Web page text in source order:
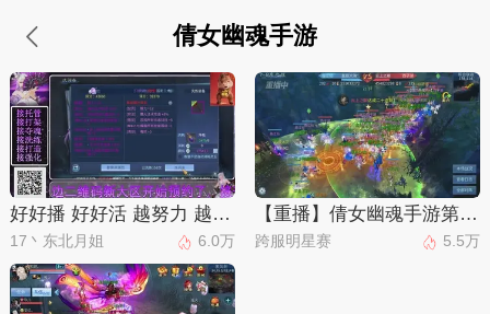
倩女幽魂手游
好好播 好好活 越努力 越幸运~
17丶东北月姐 6.0万
【重播】倩女幽魂手游第十届跨服帮会联赛决赛day4
跨服明星赛 5.5万